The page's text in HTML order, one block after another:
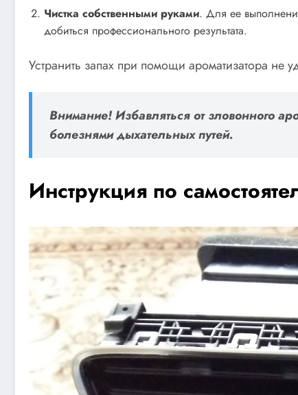
Чистка собственными руками. Для ее
добиться профессионального результата.
Устранить запах при помощи ароматизатора
Внимание! Избавляться от зловонного
болезнями дыхательных путей.
Инструкция по